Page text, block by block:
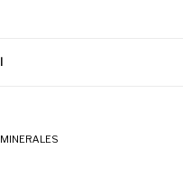
MINERALES